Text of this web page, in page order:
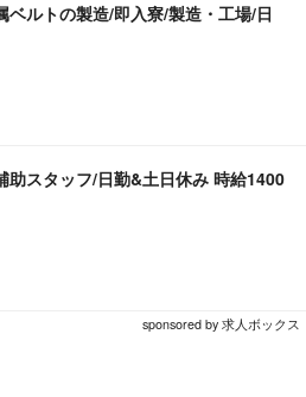
ベルトの製造/即入寮/製造・工場/日
助スタッフ/日勤&土日休み 時給1400
sponsored by 求人ボックス